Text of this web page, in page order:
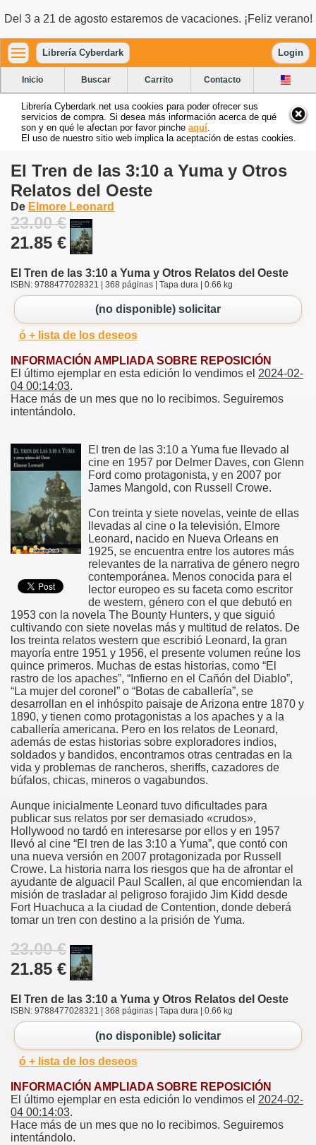
Del 3 a 21 de agosto estaremos de vacaciones. ¡Feliz verano!
Librería Cyberdark Login
Inicio Buscar Carrito Contacto
Librería Cyberdark.net usa cookies para poder ofrecer sus
servicios de compra. Si desea más información acerca de qué
son y en qué le afectan por favor pinche aquí
El uso de nuestro sitio web implica la aceptación de estas cookies.
El Tren de las 3:10 a Yuma y Otros
Relatos del Oeste
De Elmore Leonard
23.00 €
21.85 €
El Tren de las 3:10 a Yuma y Otros Relatos del Oeste
ISBN: 9788477028321 | 368 páginas | Tapa dura | 0.66 kg
(no disponible) solicitar
ó + lista de los deseos
INFORMACIÓN AMPLIADA SOBRE REPOSICIÓN
El último ejemplar en esta edición lo vendimos el 2024-02-
04 00:14:03.
Hace más de un mes que no lo recibimos. Seguiremos
intentándolo.
El tren de las 3:10 a Yuma fue llevado al
cine en 1957 por Delmer Daves, con Glenn
Ford como protagonista, y en 2007 por
James Mangold, con Russell Crowe.
Con treinta y siete novelas, veinte de ellas
llevadas al cine o la televisión, Elmore
Leonard, nacido en Nueva Orleans en
1925, se encuentra entre los autores más
relevantes de la narrativa de género negro
contemporánea. Menos conocida para el
lector europeo es su faceta como escritor
de western, género con el que debutó en
1953 con la novela The Bounty Hunters, y que siguió
cultivando con siete novelas más y multitud de relatos. De
los treinta relatos western que escribió Leonard, la gran
mayoría entre 1951 y 1956, el presente volumen reúne los
quince primeros. Muchas de estas historias, como “El
rastro de los apaches”, “Infierno en el Cañón del Diablo”,
“La mujer del coronel” o “Botas de caballería”, se
desarrollan en el inhóspito paisaje de Arizona entre 1870 y
1890, y tienen como protagonistas a los apaches y a la
caballería americana. Pero en los relatos de Leonard,
además de estas historias sobre exploradores indios,
soldados y bandidos, encontramos otras centradas en la
vida y problemas de rancheros, sheriffs, cazadores de
búfalos, chicas, mineros o vagabundos.
Aunque inicialmente Leonard tuvo dificultades para
publicar sus relatos por ser demasiado «crudos»,
Hollywood no tardó en interesarse por ellos y en 1957
llevó al cine “El tren de las 3:10 a Yuma”, que contó con
una nueva versión en 2007 protagonizada por Russell
Crowe. La historia narra los riesgos que ha de afrontar el
ayudante de alguacil Paul Scallen, al que encomiendan la
misión de trasladar al peligroso forajido Jim Kidd desde
Fort Huachuca a la ciudad de Contention, donde deberá
tomar un tren con destino a la prisión de Yuma.
23.00 €
21.85 €
El Tren de las 3:10 a Yuma y Otros Relatos del Oeste
ISBN: 9788477028321 | 368 páginas | Tapa dura | 0.66 kg
(no disponible) solicitar
ó + lista de los deseos
INFORMACIÓN AMPLIADA SOBRE REPOSICIÓN
El último ejemplar en esta edición lo vendimos el 2024-02-
04 00:14:03.
Hace más de un mes que no lo recibimos. Seguiremos
intentándolo.